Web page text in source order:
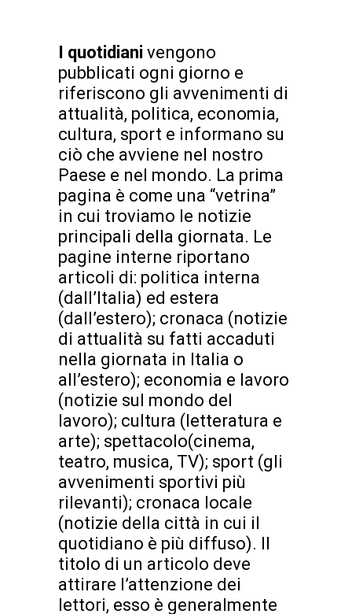
I quotidiani vengono
pubblicati ogni giorno e
riferiscono gli avvenimenti di
attualità, politica, economia,
cultura, sport e informano su
ciò che avviene nel nostro
Paese e nel mondo. La prima
pagina è come una “vetrina”
in cui troviamo le notizie
principali della giornata. Le
pagine interne riportano
articoli di: politica interna
(dall’Italia) ed estera
(dall’estero); cronaca (notizie
di attualità su fatti accaduti
nella giornata in Italia o
all’estero); economia e lavoro
(notizie sul mondo del
lavoro); cultura (letteratura e
arte); spettacolo(cinema,
teatro, musica, TV); sport (gli
avvenimenti sportivi più
rilevanti); cronaca locale
(notizie della città in cui il
quotidiano è più diffuso). Il
titolo di un articolo deve
attirare l’attenzione dei
lettori, esso è generalmente